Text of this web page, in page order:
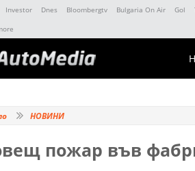
Investor Dnes Bloombergtv Bulgaria On Air Gol
НОВИНИ
пожар във